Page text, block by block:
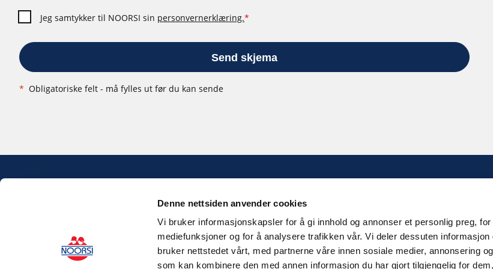
Denne nettsiden anvender cookies
Vi bruker informasjonskapsler for å gi innhold og annonser et personlig preg,
mediefunksjoner og for å analysere trafikken vår. Vi deler dessuten informasjon
bruker nettstedet vårt, med partnerne våre innen sosiale medier, annonsering
som kan kombinere den med annen informasjon du har gjort tilgjengelig for
Jeg samtykker til NOORSI sin personvernerklæring.*
Send skjema
* Obligatoriske felt - må fylles ut før du kan sende
Kilengaten 15b, 3117 Tønsberg
Tlf: 33 30 99 40
Epost: info@noorsi.no